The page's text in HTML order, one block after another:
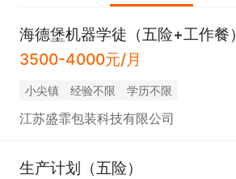
海德堡机器学徒（五险+工作餐）
3500-4000元/月
小尖镇 经验不限 学历不限
江苏盛霏包装科技有限公司
生产计划（五险）